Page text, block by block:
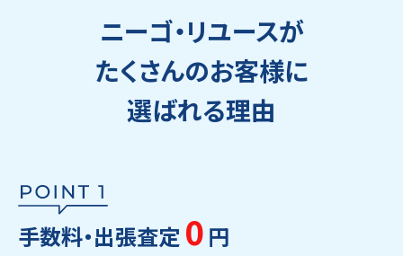
ニーゴ・リユースが
たくさんのお客様に
選ばれる理由
手数料・出張査定 0 円